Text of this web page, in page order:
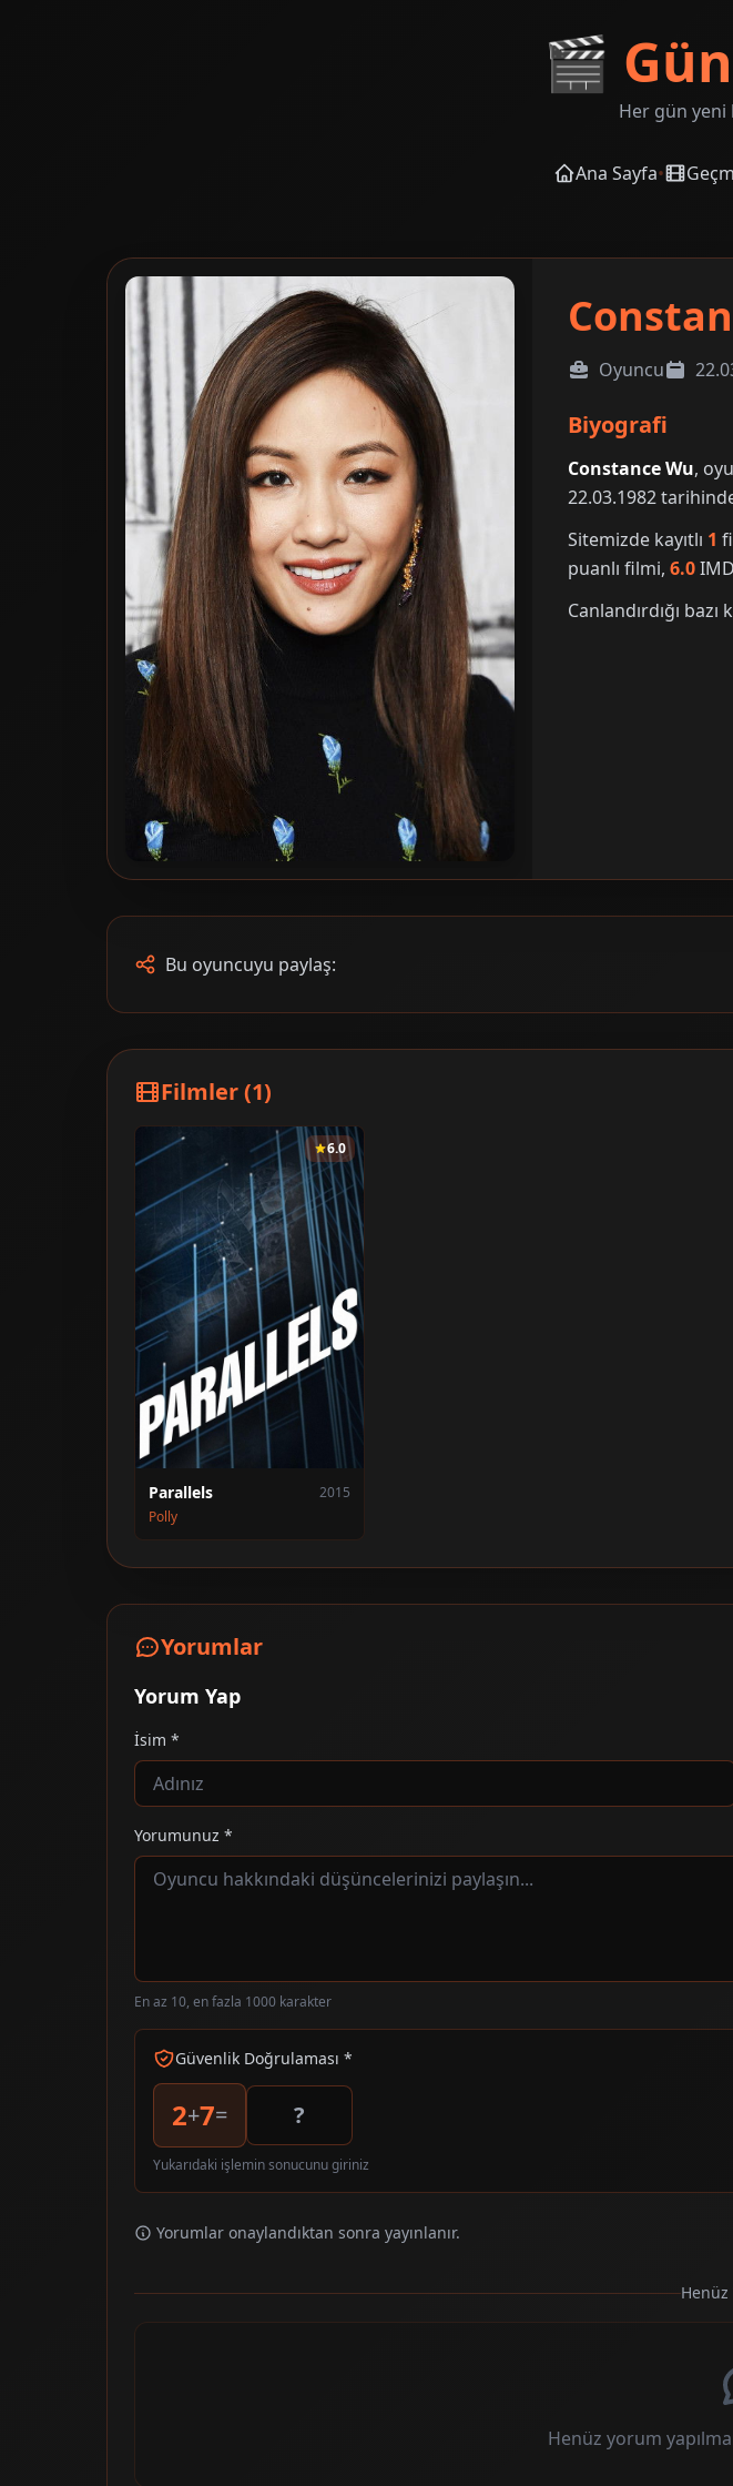
🎬
Her gün
Ana Sayfa•
Oyuncu
Biyografi
Constance Wu,
22.03.1982
Sitemizde kayıtlı 1
puanlı filmi,6.0
Canlandırdığı
Bu oyuncuyu paylaş:
Filmler (1)
6.0
Parallels
2015
Polly
Yorumlar
Yorum Yap
İsim *
Yorumunuz *
En az 10, en fazla 1000 karakter
Güvenlik Doğrulaması *
2+7=
Yukarıdaki işlemin sonucunu giriniz
Yorumlar onaylandıktan sonra yayınlanır.
Henüz
Henüz yorum